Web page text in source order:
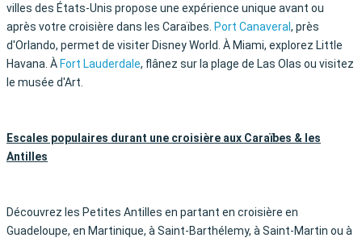
villes des États-Unis propose une expérience unique avant ou
après votre croisière dans les Caraïbes. Port Canaveral, près
d'Orlando, permet de visiter Disney World. À Miami, explorez Little
Havana. À Fort Lauderdale, flânez sur la plage de Las Olas ou visitez
le musée d'Art.
Escales populaires durant une croisière aux Caraïbes & les
Antilles
Découvrez les Petites Antilles en partant en croisière en
Guadeloupe, en Martinique, à Saint-Barthélemy, à Saint-Martin ou à